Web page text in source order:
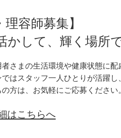
理容師募集】
かして、輝く場所
さまの生活環境や健康状態に
はスタッフ一人ひとりが活躍
方は、お気軽にご応募ください
はこちらへ